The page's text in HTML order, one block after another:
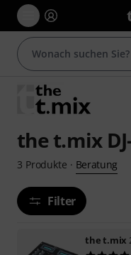
the t.mix
3 Produkte · Beratung
Filter
the t.mix